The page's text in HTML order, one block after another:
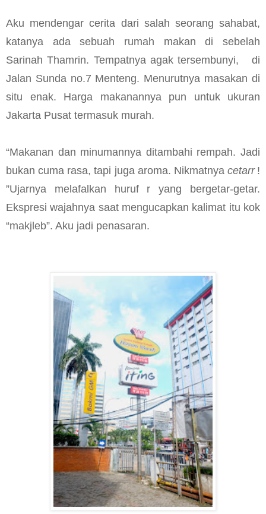
Aku mendengar cerita dari salah seorang sahabat,
katanya ada sebuah rumah makan di sebelah
Sarinah Thamrin. Tempatnya agak tersembunyi,
di
Jalan Sunda no.7 Menteng. Menurutnya masakan di
situ enak. Harga makanannya pun untuk ukuran
Jakarta Pusat termasuk murah.
“Makanan dan minumannya ditambahi rempah. Jadi
bukan cuma rasa, tapi juga aroma. Nikmatnya cetarr !
”Ujarnya melafalkan huruf r yang bergetar-getar.
Ekspresi wajahnya saat mengucapkan kalimat itu kok
“makjleb”. Aku jadi penasaran.